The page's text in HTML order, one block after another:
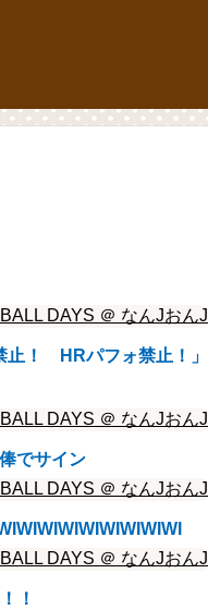
DAYS ＠ なんJおんJ
止！ HRパフォ禁止！」
DAYS ＠ なんJおんJ
でサイン
DAYS ＠ なんJおんJ
DAYS ＠ なんJおんJ
！